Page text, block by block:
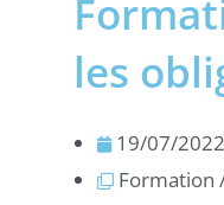
les
19/07/2022
Formation